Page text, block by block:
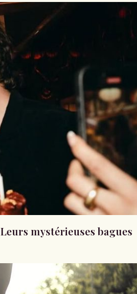
mystérieuses bagues